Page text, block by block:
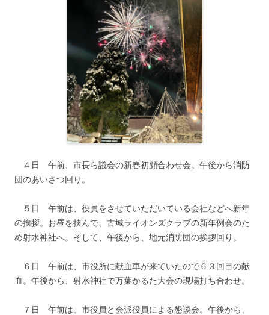
４日 午前、市長ら議会の新春初顔合わせ会。午後から消防
団のあいさつ回り。
５日 午前は、役員をさせていただいている会社などへ新年
の挨拶。お昼を挟んで、古城ライオンズクラブの新年例会のた
め射水神社へ。そして、午後から、地元消防団の挨拶回り。
６日 午前は、市役所に献血車が来ていたので６３回目の献
血。午後から、射水神社で万葉かるた大会の現場打ち合わせ。
７日 午前は、市役員と会派役員による懇談会。午後から、